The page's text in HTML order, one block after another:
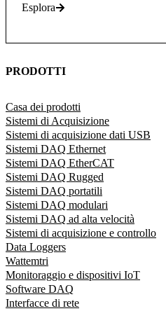
Esplora
PRODOTTI
Casa dei prodotti
Sistemi di Acquisizione
Sistemi di acquisizione dati USB
Sistemi DAQ Ethernet
Sistemi DAQ EtherCAT
Sistemi DAQ Rugged
Sistemi DAQ portatili
Sistemi DAQ modulari
Sistemi DAQ ad alta velocità
Sistemi di acquisizione e controllo
Data Loggers
Wattemtri
Monitoraggio e dispositivi IoT
Software DAQ
Interfacce di rete